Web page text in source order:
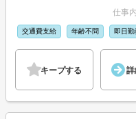
仕事
交通費支給 年齢不問 即日勤
キープする